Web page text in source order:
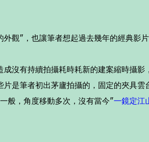
觀"，也讓筆者想起過去幾年的經典影
沒有持續拍攝耗時耗新的建案縮時攝影
是筆者初出茅廬拍攝的，固定的夾具雲
般，角度移動多次，沒有當今"一鏡定江